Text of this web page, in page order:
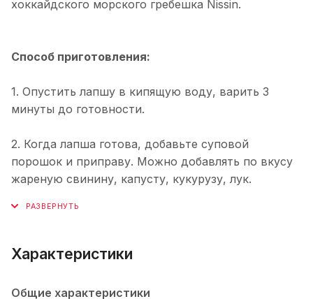
хоккайдского морского гребешка Nissin.
Способ приготовления:
1. Опустить лапшу в кипящую воду, варить 3
минуты до готовности.
2. Когда лапша готова, добавьте суповой
порошок и приправу. Можно добавлять по вкусу
жареную свинину, капусту, кукурузу, лук.
Характеристики
Общие характеристики